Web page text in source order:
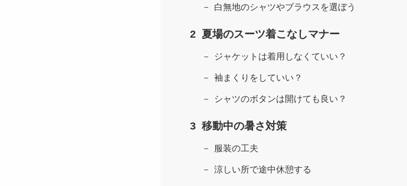
白無地のシャツやブラウスを選ぼう
夏場のスーツ着こなしマナー
ジャケットは着用しなくていい？
袖まくりをしていい？
シャツのボタンは開けても良い？
移動中の暑さ対策
服装の工夫
涼しい所で途中休憩する